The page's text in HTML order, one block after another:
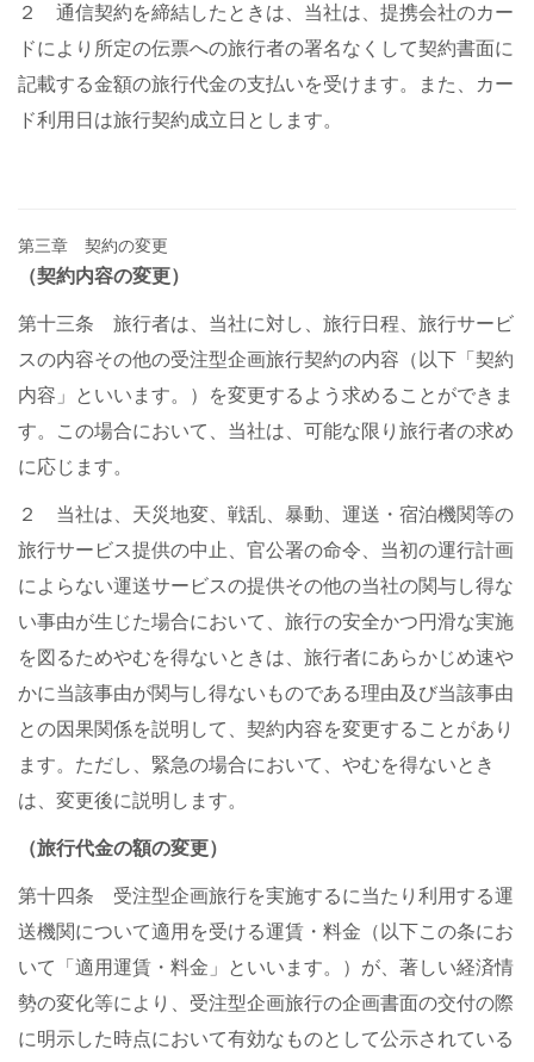
２ 通信契約を締結したときは、当社は、提携会社のカー
ドにより所定の伝票への旅行者の署名なくして契約書面に
記載する金額の旅行代金の支払いを受けます。また、カー
ド利用日は旅行契約成立日とします。
第三章 契約の変更
（契約内容の変更）
第十三条 旅行者は、当社に対し、旅行日程、旅行サービ
スの内容その他の受注型企画旅行契約の内容（以下「契約
内容」といいます。）を変更するよう求めることができま
す。この場合において、当社は、可能な限り旅行者の求め
に応じます。
２ 当社は、天災地変、戦乱、暴動、運送・宿泊機関等の
旅行サービス提供の中止、官公署の命令、当初の運行計画
によらない運送サービスの提供その他の当社の関与し得な
い事由が生じた場合において、旅行の安全かつ円滑な実施
を図るためやむを得ないときは、旅行者にあらかじめ速や
かに当該事由が関与し得ないものである理由及び当該事由
との因果関係を説明して、契約内容を変更することがあり
ます。ただし、緊急の場合において、やむを得ないとき
は、変更後に説明します。
（旅行代金の額の変更）
第十四条 受注型企画旅行を実施するに当たり利用する運
送機関について適用を受ける運賃・料金（以下この条にお
いて「適用運賃・料金」といいます。）が、著しい経済情
勢の変化等により、受注型企画旅行の企画書面の交付の際
に明示した時点において有効なものとして公示されている